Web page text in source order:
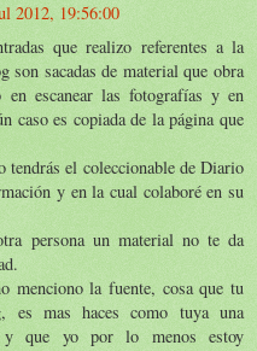
2012, 19:56:00
que realizo referentes a la
sacadas de material que obra
escanear las fotografías y en
caso es copiada de la página que
el coleccionable de Diario
y en la cual colaboré en su
persona un material no te da
menciono la fuente, cosa que tu
es mas haces como tuya una
que yo por lo menos estoy